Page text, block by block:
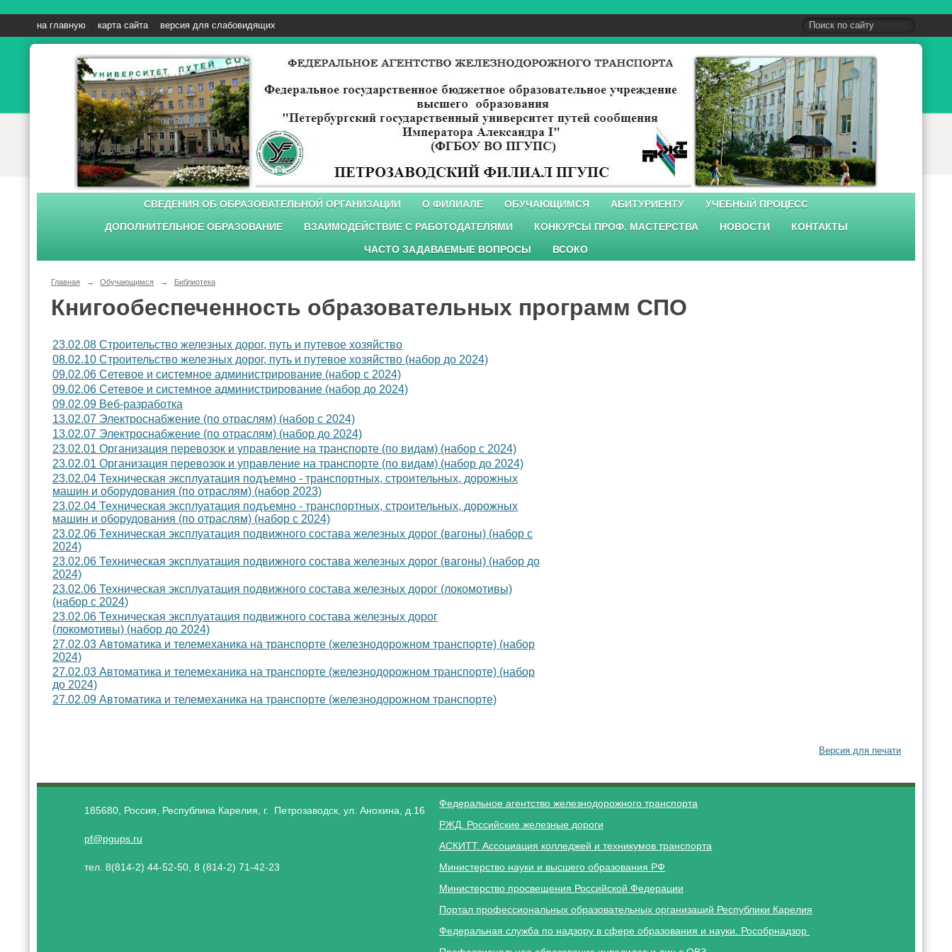
на главную карта сайта версия для слабовидящих
СВЕДЕНИЯ ОБ ОБРАЗОВАТЕЛЬНОЙ ОРГАНИЗАЦИИ О ФИЛИАЛЕ ОБУЧАЮЩИМСЯ АБИТУРИЕНТУ УЧЕБНЫЙ ПРОЦЕСС
ДОПОЛНИТЕЛЬНОЕ ОБРАЗОВАНИЕ ВЗАИМОДЕЙСТВИЕ С РАБОТОДАТЕЛЯМИ КОНКУРСЫ ПРОФ. МАСТЕРСТВА НОВОСТИ КОНТАКТЫ
ЧАСТО ЗАДАВАЕМЫЕ ВОПРОСЫ ВСОКО
Главная → Обучающимся → Библиотека
Книгообеспеченность образовательных программ СПО
23.02.08 Строительство железных дорог, путь и путевое хозяйство
08.02.10 Строительство железных дорог, путь и путевое хозяйство (набор до 2024)
09.02.06 Сетевое и системное администрирование (набор с 2024)
09.02.06 Сетевое и системное администрирование (набор до 2024)
09.02.09 Веб-разработка
13.02.07 Электроснабжение (по отраслям) (набор с 2024)
13.02.07 Электроснабжение (по отраслям) (набор до 2024)
23.02.01 Организация перевозок и управление на транспорте (по видам) (набор с 2024)
23.02.01 Организация перевозок и управление на транспорте (по видам) (набор до 2024)
23.02.04 Техническая эксплуатация подъемно - транспортных, строительных, дорожных
машин и оборудования (по отраслям) (набор 2023)
23.02.04 Техническая эксплуатация подъемно - транспортных, строительных, дорожных
машин и оборудования (по отраслям) (набор с 2024)
23.02.06 Техническая эксплуатация подвижного состава железных дорог (вагоны) (набор с
2024)
23.02.06 Техническая эксплуатация подвижного состава железных дорог (вагоны) (набор до
2024)
23.02.06 Техническая эксплуатация подвижного состава железных дорог (локомотивы)
(набор с 2024)
23.02.06 Техническая эксплуатация подвижного состава железных дорог
(локомотивы) (набор до 2024)
27.02.03 Автоматика и телемеханика на транспорте (железнодорожном транспорте) (набор
2024)
27.02.03 Автоматика и телемеханика на транспорте (железнодорожном транспорте) (набор
до 2024)
27.02.09 Автоматика и телемеханика на транспорте (железнодорожном транспорте)
Версия для печати
185680, Россия, Республика Карелия, г. Петрозаводск, ул. Анохина, д.16
Федеральное агентство железнодорожного транспорта
РЖД. Российские железные дороги
АСКИТТ. Ассоциация колледжей и техникумов транспорта
Министерство науки и высшего образования РФ
Министерство просвещения Российской Федерации
Портал профессиональных образовательных организаций Республики Карелия
Федеральная служба по надзору в сфере образования и науки. Рособрнадзор
pf@pgups.ru
тел. 8(814-2) 44-52-50, 8 (814-2) 71-42-23